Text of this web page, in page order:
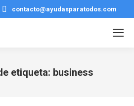
contacto@ayudasparatodos.com
etiqueta: business